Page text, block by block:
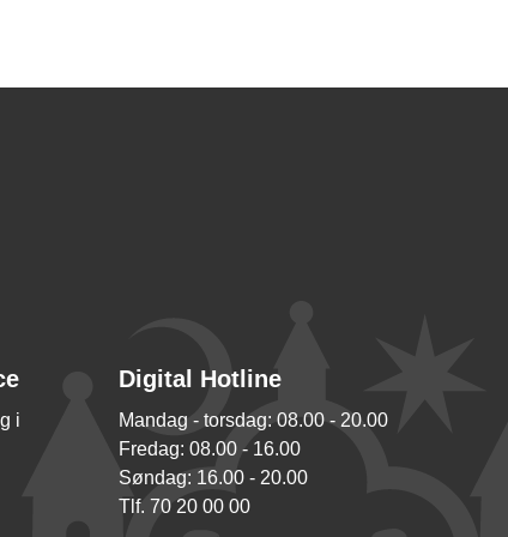
i
Digital Hotline
Mandag - torsdag: 08.00 - 20.00
Fredag: 08.00 - 16.00
Søndag: 16.00 - 20.00
Tlf. 70 20 00 00